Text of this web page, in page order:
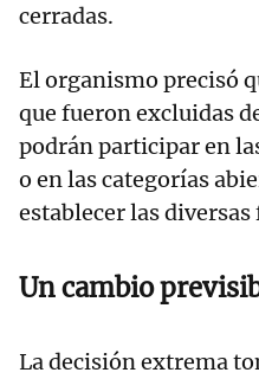
cerradas.
El organismo precisó
que fueron excluidas
podrán participar en
o en las categorías
establecer las diversas
Un cambio
La decisión extrema